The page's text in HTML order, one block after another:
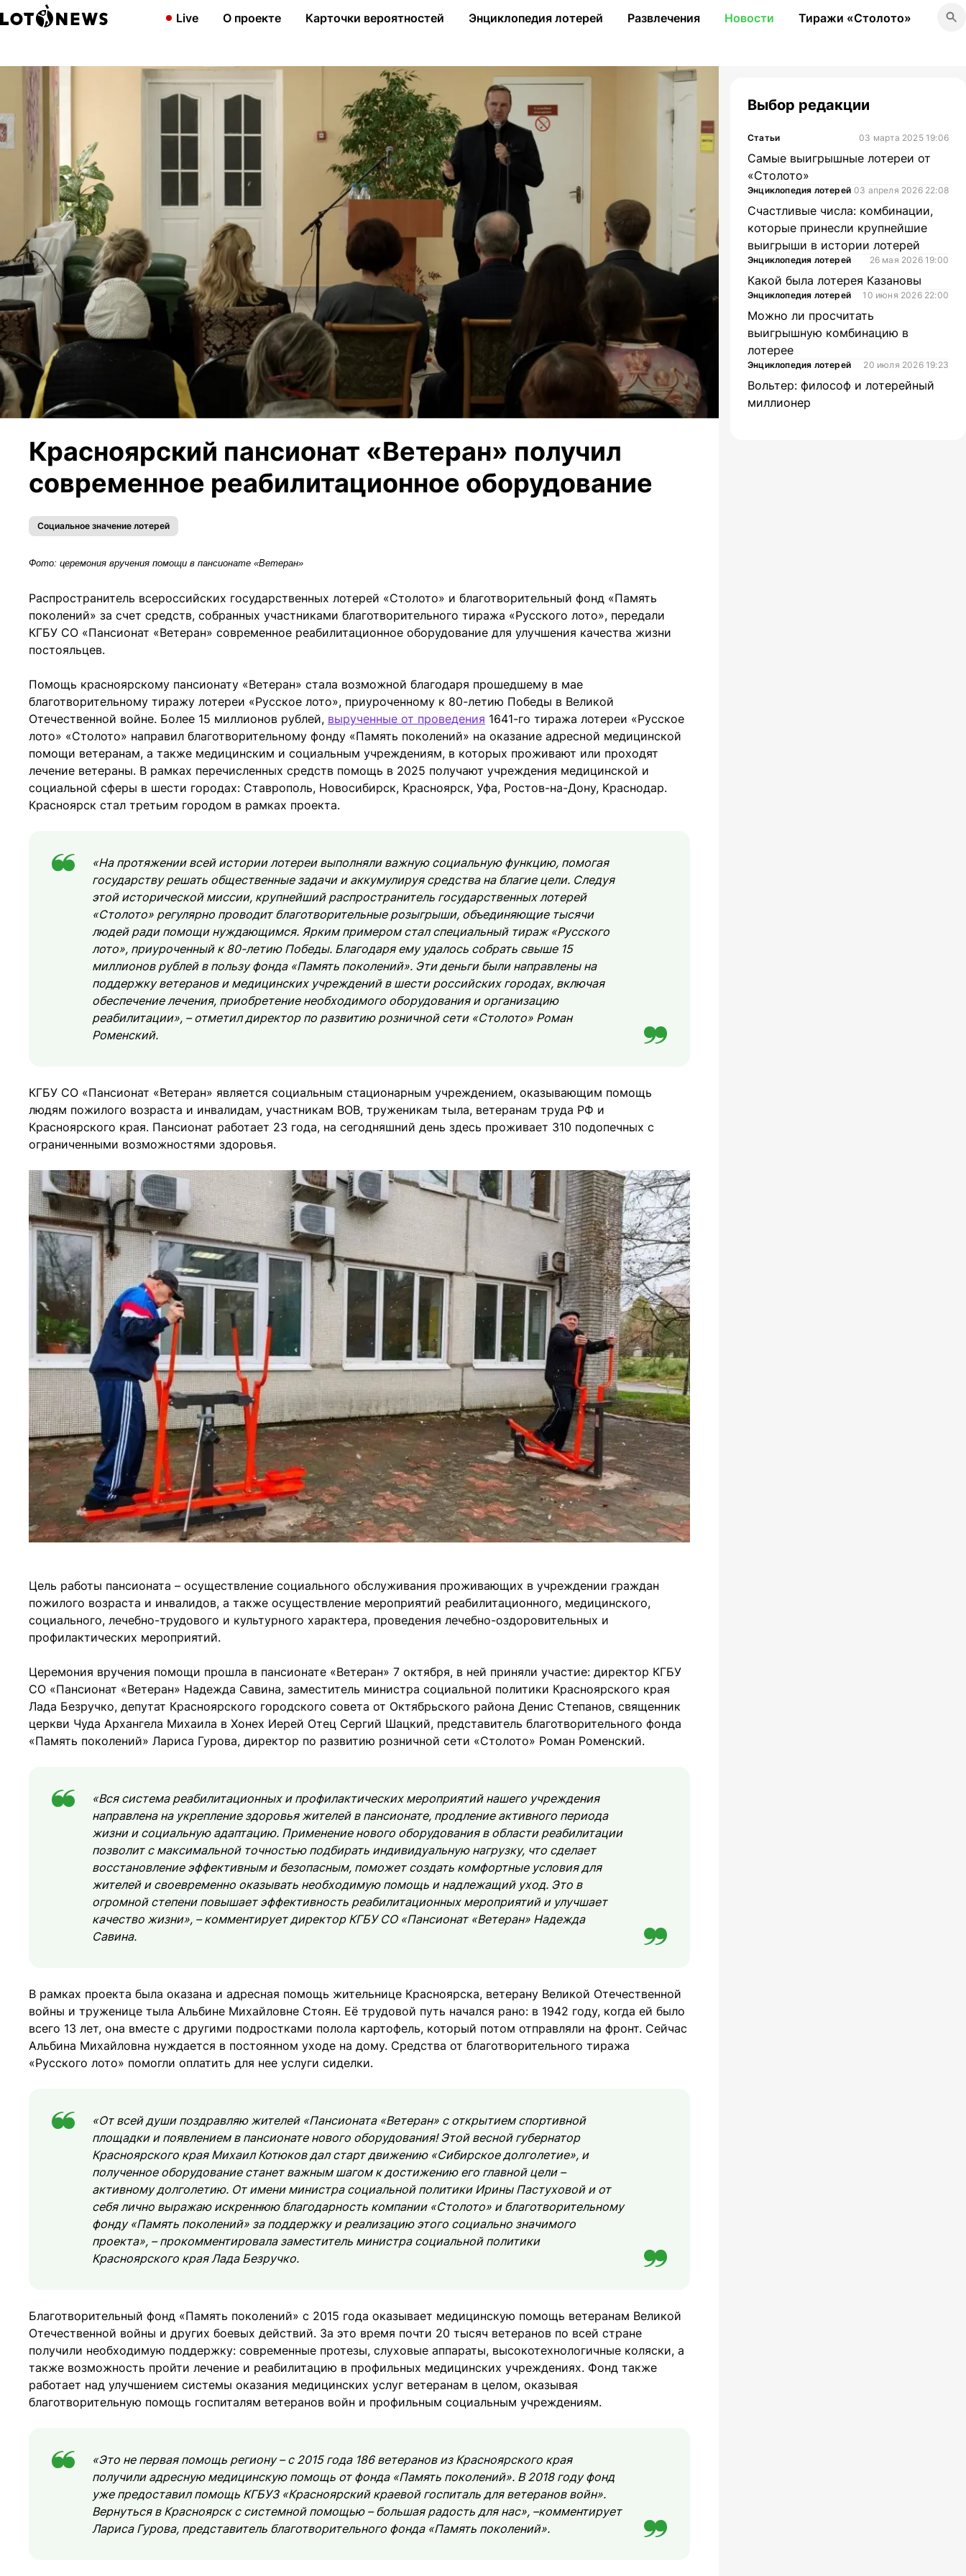
Live О проекте Карточки вероятностей Энциклопедия лотерей Развлечения Новости Тиражи «Столото»
Красноярский пансионат «Ветеран» получил
современное реабилитационное оборудование
Социальное значение лотерей
Фото: церемония вручения помощи в пансионате «Ветеран»
Распространитель всероссийских государственных лотерей «Столото» и благотворительный фонд «Память
поколений» за счет средств, собранных участниками благотворительного тиража «Русского лото», передали
КГБУ СО «Пансионат «Ветеран» современное реабилитационное оборудование для улучшения качества жизни
постояльцев.
Помощь красноярскому пансионату «Ветеран» стала возможной благодаря прошедшему в мае
благотворительному тиражу лотереи «Русское лото», приуроченному к 80-летию Победы в Великой
Отечественной войне. Более 15 миллионов рублей, вырученные от проведения 1641-го тиража лотереи «Русское
лото» «Столото» направил благотворительному фонду «Память поколений» на оказание адресной медицинской
помощи ветеранам, а также медицинским и социальным учреждениям, в которых проживают или проходят
лечение ветераны. В рамках перечисленных средств помощь в 2025 получают учреждения медицинской и
социальной сферы в шести городах: Ставрополь, Новосибирск, Красноярск, Уфа, Ростов-на-Дону, Краснодар.
Красноярск стал третьим городом в рамках проекта.
«На протяжении всей истории лотереи выполняли важную социальную функцию, помогая
государству решать общественные задачи и аккумулируя средства на благие цели. Следуя
этой исторической миссии, крупнейший распространитель государственных лотерей
«Столото» регулярно проводит благотворительные розыгрыши, объединяющие тысячи
людей ради помощи нуждающимся. Ярким примером стал специальный тираж «Русского
лото», приуроченный к 80-летию Победы. Благодаря ему удалось собрать свыше 15
миллионов рублей в пользу фонда «Память поколений». Эти деньги были направлены на
поддержку ветеранов и медицинских учреждений в шести российских городах, включая
обеспечение лечения, приобретение необходимого оборудования и организацию
реабилитации», – отметил директор по развитию розничной сети «Столото» Роман
Роменский.
КГБУ СО «Пансионат «Ветеран» является социальным стационарным учреждением, оказывающим помощь
людям пожилого возраста и инвалидам, участникам ВОВ, труженикам тыла, ветеранам труда РФ и
Красноярского края. Пансионат работает 23 года, на сегодняшний день здесь проживает 310 подопечных с
ограниченными возможностями здоровья.
Цель работы пансионата – осуществление социального обслуживания проживающих в учреждении граждан
пожилого возраста и инвалидов, а также осуществление мероприятий реабилитационного, медицинского,
социального, лечебно-трудового и культурного характера, проведения лечебно-оздоровительных и
профилактических мероприятий.
Церемония вручения помощи прошла в пансионате «Ветеран» 7 октября, в ней приняли участие: директор КГБУ
СО «Пансионат «Ветеран» Надежда Савина, заместитель министра социальной политики Красноярского края
Лада Безручко, депутат Красноярского городского совета от Октябрьского района Денис Степанов, священник
церкви Чуда Архангела Михаила в Хонех Иерей Отец Сергий Шацкий, представитель благотворительного фонда
«Память поколений» Лариса Гурова, директор по развитию розничной сети «Столото» Роман Роменский.
«Вся система реабилитационных и профилактических мероприятий нашего учреждения
направлена на укрепление здоровья жителей в пансионате, продление активного периода
жизни и социальную адаптацию. Применение нового оборудования в области реабилитации
позволит с максимальной точностью подбирать индивидуальную нагрузку, что сделает
восстановление эффективным и безопасным, поможет создать комфортные условия для
жителей и своевременно оказывать необходимую помощь и надлежащий уход. Это в
огромной степени повышает эффективность реабилитационных мероприятий и улучшает
качество жизни», – комментирует директор КГБУ СО «Пансионат «Ветеран» Надежда
Савина.
В рамках проекта была оказана и адресная помощь жительнице Красноярска, ветерану Великой Отечественной
войны и труженице тыла Альбине Михайловне Стоян. Её трудовой путь начался рано: в 1942 году, когда ей было
всего 13 лет, она вместе с другими подростками полола картофель, который потом отправляли на фронт. Сейчас
Альбина Михайловна нуждается в постоянном уходе на дому. Средства от благотворительного тиража
«Русского лото» помогли оплатить для нее услуги сиделки.
«От всей души поздравляю жителей «Пансионата «Ветеран» с открытием спортивной
площадки и появлением в пансионате нового оборудования! Этой весной губернатор
Красноярского края Михаил Котюков дал старт движению «Сибирское долголетие», и
полученное оборудование станет важным шагом к достижению его главной цели –
активному долголетию. От имени министра социальной политики Ирины Пастуховой и от
себя лично выражаю искреннюю благодарность компании «Столото» и благотворительному
фонду «Память поколений» за поддержку и реализацию этого социально значимого
проекта», – прокомментировала заместитель министра социальной политики
Красноярского края Лада Безручко.
Благотворительный фонд «Память поколений» с 2015 года оказывает медицинскую помощь ветеранам Великой
Отечественной войны и других боевых действий. За это время почти 20 тысяч ветеранов по всей стране
получили необходимую поддержку: современные протезы, слуховые аппараты, высокотехнологичные коляски, а
также возможность пройти лечение и реабилитацию в профильных медицинских учреждениях. Фонд также
работает над улучшением системы оказания медицинских услуг ветеранам в целом, оказывая
благотворительную помощь госпиталям ветеранов войн и профильным социальным учреждениям.
«Это не первая помощь региону – с 2015 года 186 ветеранов из Красноярского края
получили адресную медицинскую помощь от фонда «Память поколений». В 2018 году фонд
уже предоставил помощь КГБУЗ «Красноярский краевой госпиталь для ветеранов войн».
Вернуться в Красноярск с системной помощью – большая радость для нас», –комментирует
Лариса Гурова, представитель благотворительного фонда «Память поколений».
Выбор редакции
Статьи 03 марта 2025 19:06
Самые выигрышные лотереи от
«Столото»
Энциклопедия лотерей 03 апреля 2026 22:08
Счастливые числа: комбинации,
которые принесли крупнейшие
выигрыши в истории лотерей
Энциклопедия лотерей 26 мая 2026 19:00
Какой была лотерея Казановы
Энциклопедия лотерей 10 июня 2026 22:00
Можно ли просчитать
выигрышную комбинацию в
лотерее
Энциклопедия лотерей 20 июля 2026 19:23
Вольтер: философ и лотерейный
миллионер